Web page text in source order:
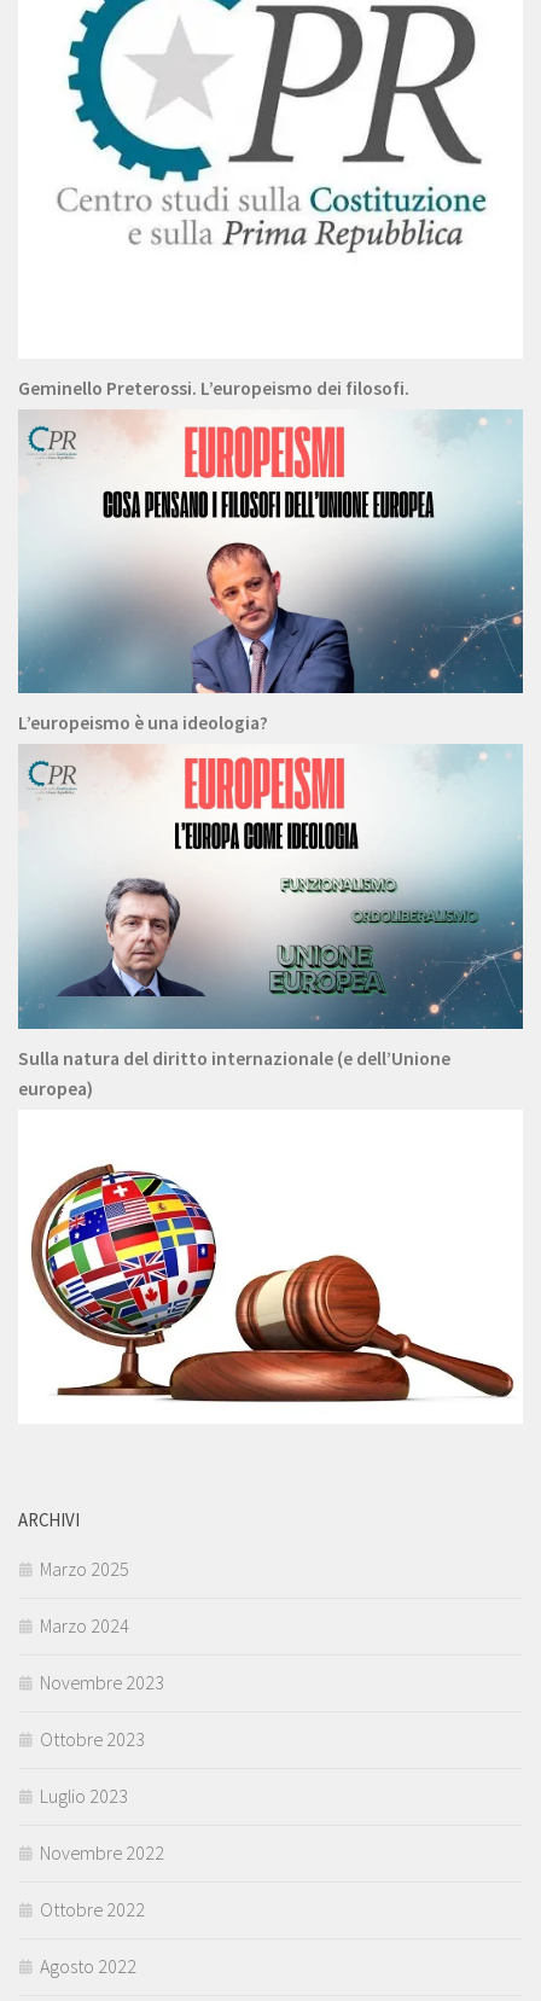
Geminello Preterossi. L’europeismo dei filosofi.
L’europeismo è una ideologia?
Sulla natura del diritto internazionale (e dell’Unione
europea)
ARCHIVI
Marzo 2025
Marzo 2024
Novembre 2023
Ottobre 2023
Luglio 2023
Novembre 2022
Ottobre 2022
Agosto 2022